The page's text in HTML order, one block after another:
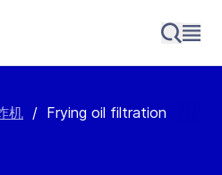
机 / Frying oil filtration